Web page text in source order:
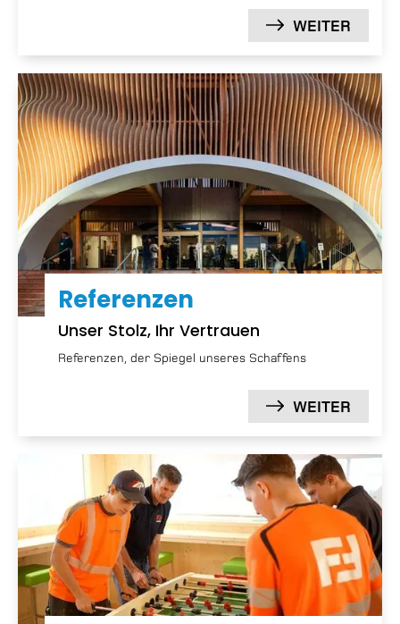
WEITER
Referenzen
Unser Stolz, Ihr Vertrauen
Referenzen, der Spiegel unseres Schaffens
WEITER